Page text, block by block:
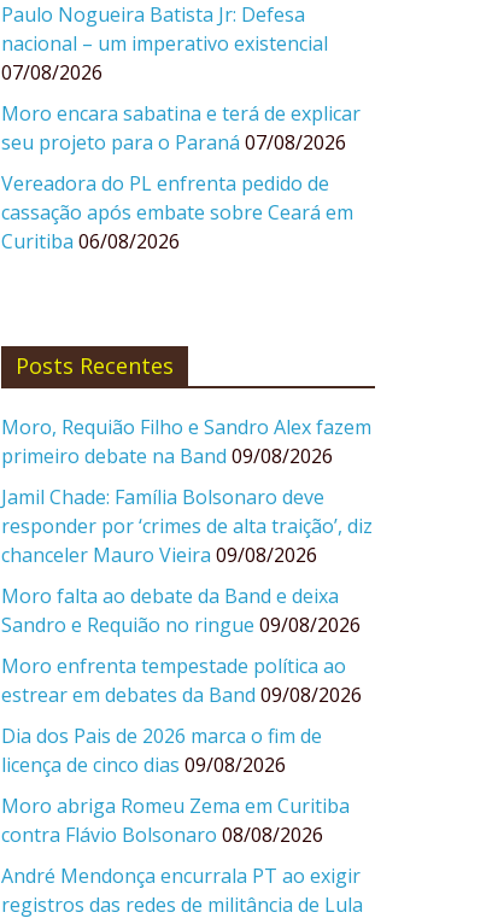
Paulo Nogueira Batista Jr: Defesa
nacional – um imperativo existencial
07/08/2026
Moro encara sabatina e terá de explicar
seu projeto para o Paraná 07/08/2026
Vereadora do PL enfrenta pedido de
cassação após embate sobre Ceará em
Curitiba 06/08/2026
Posts Recentes
Moro, Requião Filho e Sandro Alex fazem
primeiro debate na Band 09/08/2026
Jamil Chade: Família Bolsonaro deve
responder por ‘crimes de alta traição’, diz
chanceler Mauro Vieira 09/08/2026
Moro falta ao debate da Band e deixa
Sandro e Requião no ringue 09/08/2026
Moro enfrenta tempestade política ao
estrear em debates da Band 09/08/2026
Dia dos Pais de 2026 marca o fim de
licença de cinco dias 09/08/2026
Moro abriga Romeu Zema em Curitiba
contra Flávio Bolsonaro 08/08/2026
André Mendonça encurrala PT ao exigir
registros das redes de militância de Lula